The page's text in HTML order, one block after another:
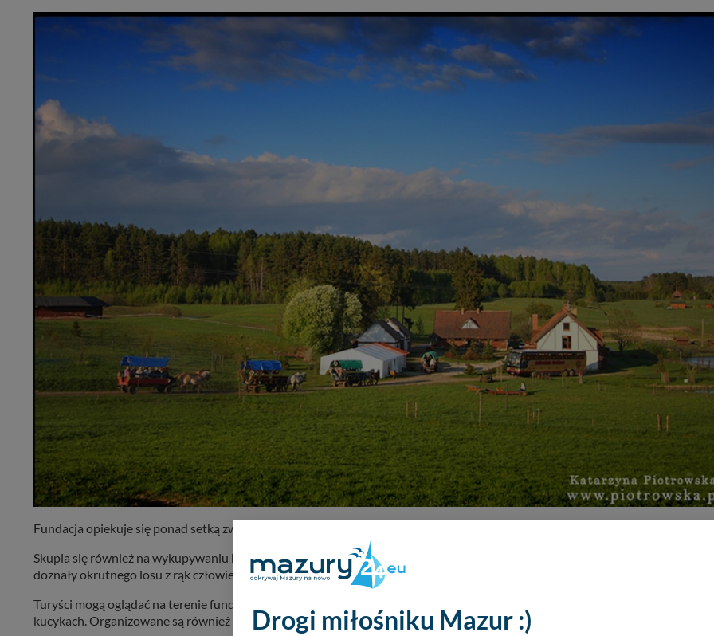
Fundacja opiekuje się ponad setką zwierząt – końmi, psami, świniami, kurami, kotami, osłami, kucykami, bobrami, bocianami.
Skupia się również na wykupywaniu koni przeznaczonych do rzeźni. Praktycznie wszystkie zwierzęta, które trafiły do Eulalii,
doznały okrutnego losu z rąk człowieka. Tu odnajdują spokój i bezpieczeństwo.
Turyści mogą oglądać na terenie fundacji uratowane zwierzęta. Dla dzieci i dorosłych możliwe są przejażdżki konne i na
kucykach. Organizowane są również wycieczki, imprezy plenerowe, obozy konne dla szkół.
Drogi miłośniku Mazur :)